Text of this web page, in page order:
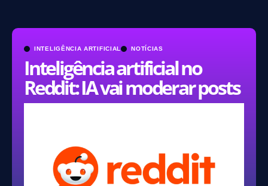
INTELIGÊNCIA ARTIFICIAL NOTÍCIAS
Inteligência artificial no
Reddit: IA vai moderar posts